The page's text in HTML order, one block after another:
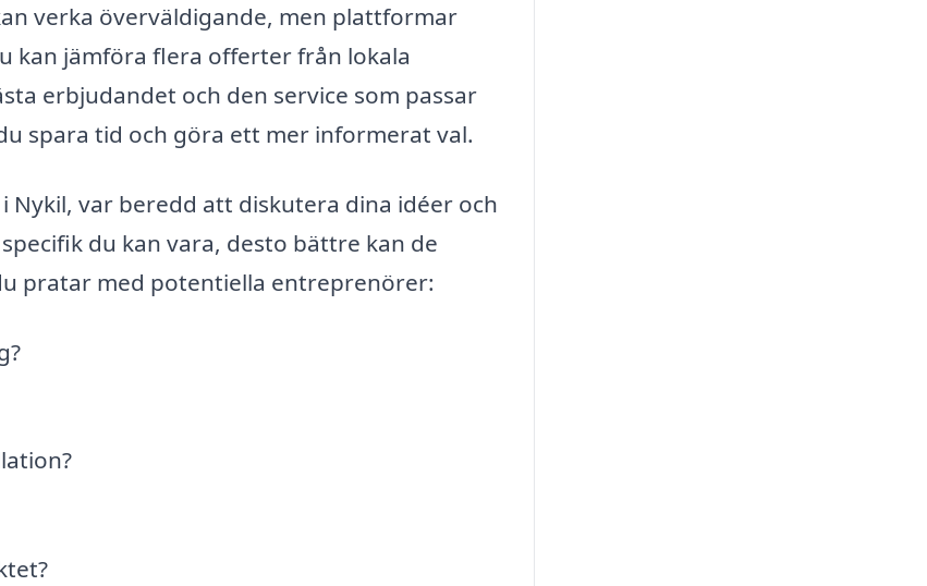
verka överväldigande, men plattformar
kan jämföra flera offerter från lokala
erbjudandet och den service som passar
spara tid och göra ett mer informerat val.
var beredd att diskutera dina idéer och
du kan vara, desto bättre kan de
pratar med potentiella entreprenörer: